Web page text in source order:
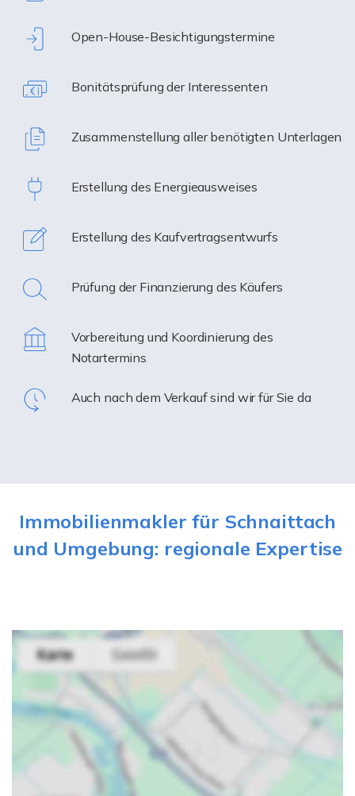
Open-House-Besichtigungstermine
Bonitätsprüfung der Interessenten
Zusammenstellung aller benötigten Unterlagen
Erstellung des Energieausweises
Erstellung des Kaufvertragsentwurfs
Prüfung der Finanzierung des Käufers
Vorbereitung und Koordinierung des
Notartermins
Auch nach dem Verkauf sind wir für Sie da
Immobilienmakler für Schnaittach
und Umgebung: regionale Expertise